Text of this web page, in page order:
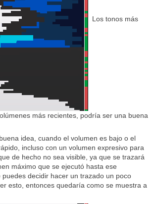
Los tonos más
más recientes, podría ser una buena
idea, cuando el volumen es bajo o el
incluso con un volumen expresivo para
de hecho no sea visible, ya que se trazará
máximo que se ejecutó hasta ese
decidir hacer un trazado un poco
esto, entonces quedaría como se muestra a